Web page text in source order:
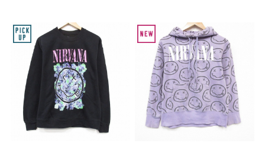
古着卸売
特定商取引法に基づく表示
プライバシーポリシー
お問い合わせ